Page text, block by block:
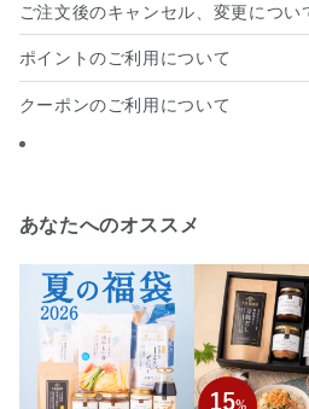
ご注文後のキャンセル、変更につい
ポイントのご利用について
クーポンのご利用について
あなたへのオススメ